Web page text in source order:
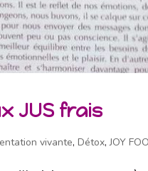
JUS frais
vivante,Détox,JOY